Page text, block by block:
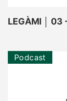
LEGÀMI │
Podcast